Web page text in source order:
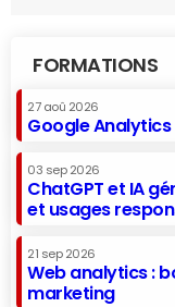
FORMATIONS
27 aoû 2026
Google Analytics
03 sep 2026
ChatGPT et IA
et usages
21 sep 2026
Web analytics :
marketing